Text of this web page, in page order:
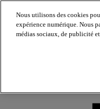
About us
Nous utilisons des cookies
expérience numérique. Nous
médias sociaux, de publicité